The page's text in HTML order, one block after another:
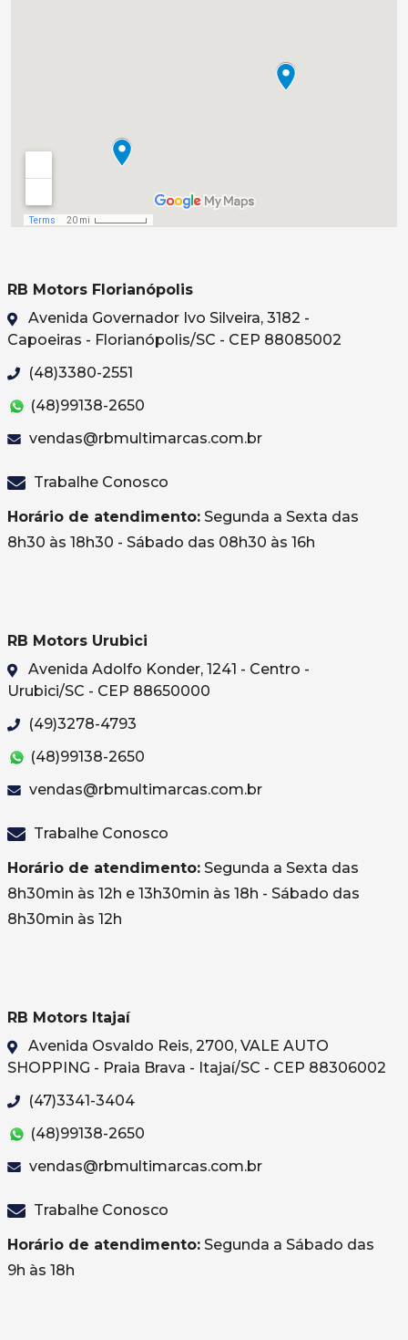
RB Motors Florianópolis
Avenida Governador Ivo Silveira, 3182 -
Capoeiras - Florianópolis/SC - CEP 88085002
(48)3380-2551
(48)99138-2650
vendas@rbmultimarcas.com.br
Trabalhe Conosco
Horário de atendimento: Segunda a Sexta das
8h30 às 18h30 - Sábado das 08h30 às 16h
RB Motors Urubici
Avenida Adolfo Konder, 1241 - Centro -
Urubici/SC - CEP 88650000
(49)3278-4793
(48)99138-2650
vendas@rbmultimarcas.com.br
Trabalhe Conosco
Horário de atendimento: Segunda a Sexta das
8h30min às 12h e 13h30min às 18h - Sábado das
8h30min às 12h
RB Motors Itajaí
Avenida Osvaldo Reis, 2700, VALE AUTO
SHOPPING - Praia Brava - Itajaí/SC - CEP 88306002
(47)3341-3404
(48)99138-2650
vendas@rbmultimarcas.com.br
Trabalhe Conosco
Horário de atendimento: Segunda a Sábado das
9h às 18h